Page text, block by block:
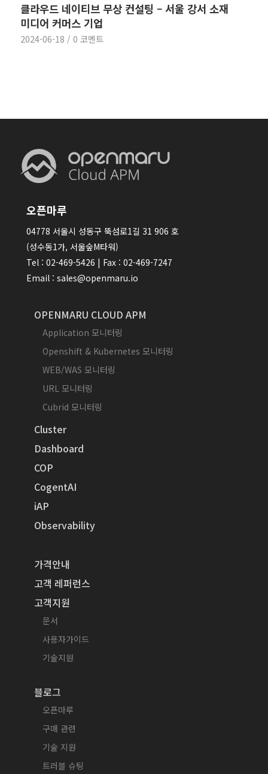
클라우드 네이티브 무상 컨설팅 – 서울 강서 소재
미디어 커머스 기업
2024-06-18 / 0 코멘트
오픈마루
04778 서울시 성동구 뚝섬로1길 31 906 호
(성수동1가, 서울숲M타워)
Tel : 02-469-5426 | Fax : 02-469-7247
Email : sales@openmaru.io
OPENMARU CLOUD APM
Application 모니터링
Openshift & Kubernetes 모니터링
WEB/WAS 모니터링
URL 모니터링
Cubrid 모니터링
Cluster
Dashboard
COP
CogentAI
iAP
Observability
가격안내
고객 레퍼런스
고객지원
문서
사용자가이드
기술지원
블로그
오픈마루
구매 관련
기술 지원
트러블 슈팅